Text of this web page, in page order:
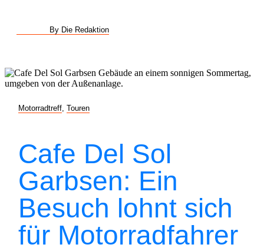
By Die Redaktion
Motorradtreff Touren
Cafe Del Sol
Garbsen: Ein
Besuch lohnt sich
für Motorradfahrer